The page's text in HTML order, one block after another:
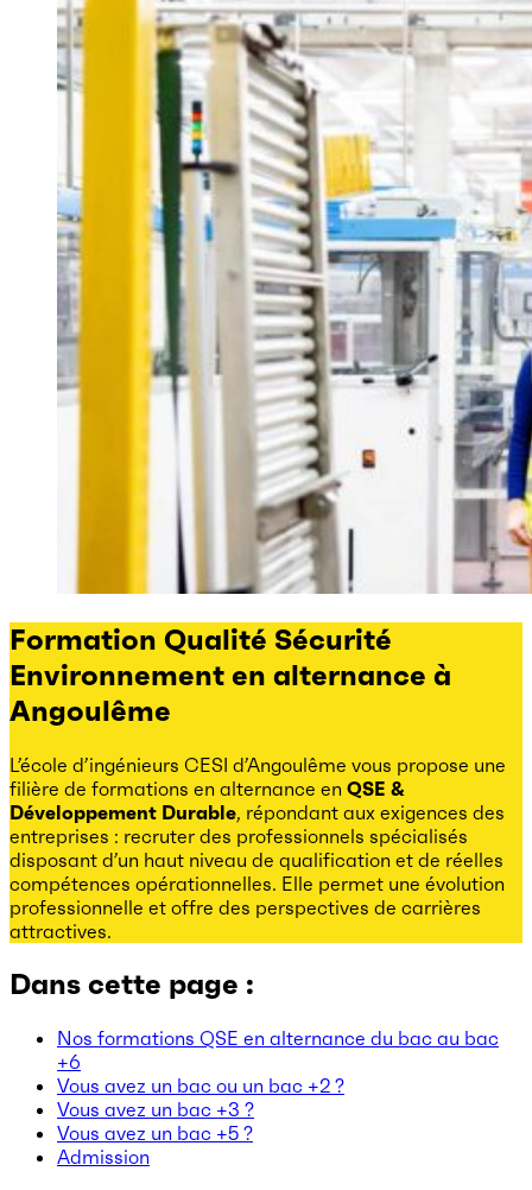
Formation Qualité Sécurité
Environnement en alternance à
Angoulême
L’école d’ingénieurs CESI d’Angoulême vous propose une
filière de formations en alternance en QSE &
Développement Durable, répondant aux exigences des
entreprises : recruter des professionnels spécialisés
disposant d’un haut niveau de qualification et de réelles
compétences opérationnelles. Elle permet une évolution
professionnelle et offre des perspectives de carrières
attractives.
Dans cette page :
Nos formations QSE en alternance du bac au bac
+6
Vous avez un bac ou un bac +2 ?
Vous avez un bac +3 ?
Vous avez un bac +5 ?
Admission